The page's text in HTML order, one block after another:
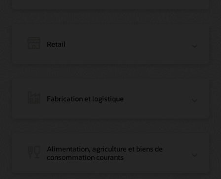
blockchain avec Oracle
Article : La première banque de Jordanie devient leader régional de la
Retail
Fabrication et logistique
Alimentation, agriculture et biens de
consommation courants